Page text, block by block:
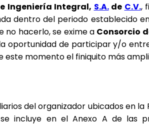
Ingeniería Integral, S.A. de C.V.,
dentro del periodo establecido
no hacerlo, se exime a Consorcio
oportunidad de participar y/o
este momento el finiquito más
del organizador ubicados en